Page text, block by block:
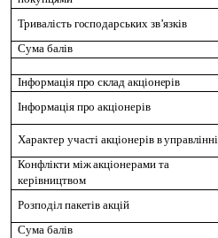
Тривалість господарських зв’язків
Сума балів
Інформація про склад акціонерів
Інформація про акціонерів
Характер участі акціонерів в управлінні
Конфлікти між акціонерами та
керівництвом
Розподіл пакетів акцій
Сума балів